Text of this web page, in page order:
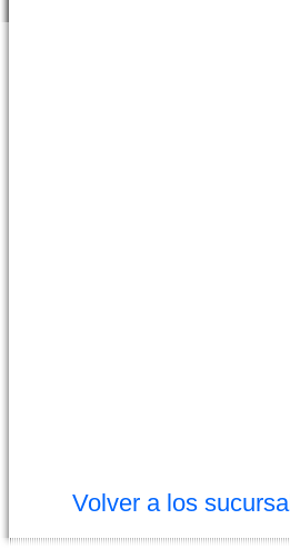
Volver a los